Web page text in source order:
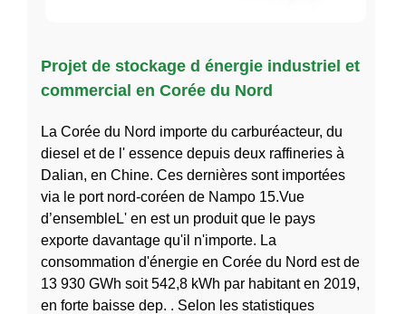
Projet de stockage d énergie industriel et
commercial en Corée du Nord
La Corée du Nord importe du carburéacteur, du
diesel et de l' essence depuis deux raffineries à
Dalian, en Chine. Ces dernières sont importées
via le port nord-coréen de Nampo 15.Vue
d’ensembleL' en est un produit que le pays
exporte davantage qu'il n'importe. La
consommation d'énergie en Corée du Nord est de
13 930 GWh soit 542,8 kWh par habitant en 2019,
en forte baisse dep. . Selon les statistiques